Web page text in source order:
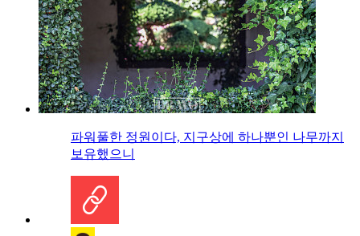
파워풀한 정원이다, 지구상에 하나뿐인 나무까지
보유했으니